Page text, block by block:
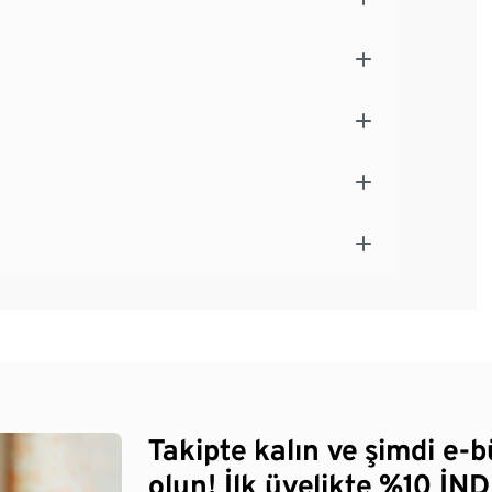
Takipte kalın ve şimdi e-
olun! İlk üyelikte %10